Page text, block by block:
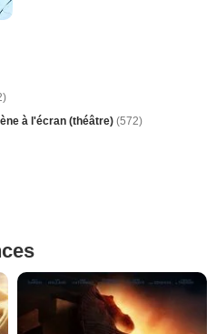
à l'écran (théâtre) (572)